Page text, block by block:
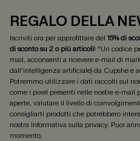
REGALO DELLA
Iscriviti ora per approfittare del 15% di
di sconto su 2 o più articoli! *Un codice
mail, acconsenti a ricevere e-mail di
dall'intelligenza artificiale) da Cupshe e
Potremmo utilizzare i dati raccolti sul
come i pixel presenti nelle nostre e-mail
aperte, valutare il livello di
consigliarti prodotti che potrebbero
nostra Informativa sulla privacy. Puoi
momento.